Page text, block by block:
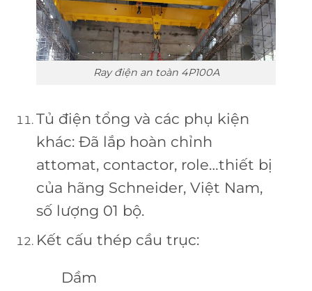
Ray điện an toàn 4P100A
Tủ điện tổng và các phụ kiện
khác: Đã lắp hoàn chỉnh
attomat, contactor, role…thiết bị
của hãng Schneider, Việt Nam,
số lượng 01 bộ.
Kết cấu thép cầu trục:
Dầm